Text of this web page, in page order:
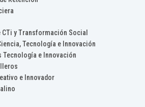
y Transformación Social
Tecnología e Innovación
Tecnología e Innovación
e Innovador